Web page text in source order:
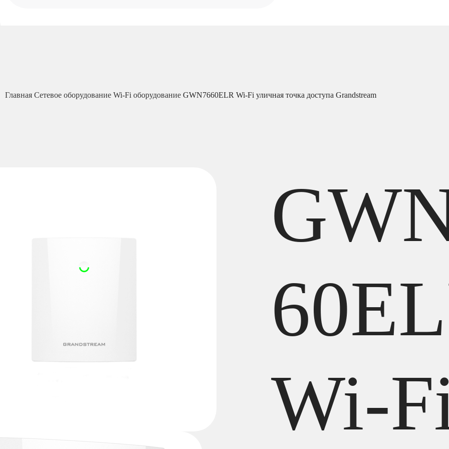
Главная Сетевое оборудование Wi-Fi оборудование GWN7660ELR Wi-Fi уличная точка доступа Grandstream
Wi-